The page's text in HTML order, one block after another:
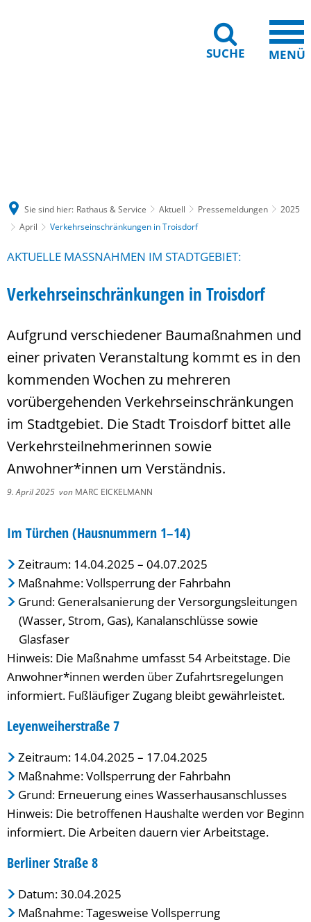
SUCHE MENÜ
Sie sind hier: Rathaus & Service Aktuell Pressemeldungen
2025
April
Verkehrseinschränkungen in Troisdorf
AKTUELLE MASSNAHMEN IM STADTGEBIET:
Verkehrseinschränkungen in Troisdorf
Aufgrund verschiedener Baumaßnahmen und
einer privaten Veranstaltung kommt es in den
kommenden Wochen zu mehreren
vorübergehenden Verkehrseinschränkungen
im Stadtgebiet. Die Stadt Troisdorf bittet alle
Verkehrsteilnehmerinnen sowie
Anwohner*innen um Verständnis.
9. April 2025 von MARC EICKELMANN
Im Türchen (Hausnummern 1–14)
Zeitraum: 14.04.2025 – 04.07.2025
Maßnahme: Vollsperrung der Fahrbahn
Grund: Generalsanierung der Versorgungsleitungen
(Wasser, Strom, Gas), Kanalanschlüsse sowie
Glasfaser
Hinweis: Die Maßnahme umfasst 54 Arbeitstage. Die
Anwohner*innen werden über Zufahrtsregelungen
informiert. Fußläufiger Zugang bleibt gewährleistet.
Leyenweiherstraße 7
Zeitraum: 14.04.2025 – 17.04.2025
Maßnahme: Vollsperrung der Fahrbahn
Grund: Erneuerung eines Wasserhausanschlusses
Hinweis: Die betroffenen Haushalte werden vor Beginn
informiert. Die Arbeiten dauern vier Arbeitstage.
Berliner Straße 8
Datum: 30.04.2025
Maßnahme: Tagesweise Vollsperrung